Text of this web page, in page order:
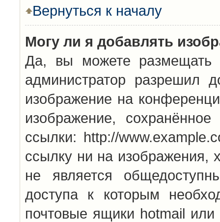
Вернуться к началу
Могу ли я добавлять
Да, вы можете размещать
администратор разрешил
изображение на
изображение,
ссылки: http://
ссылку ни на
не является
доступа к которым
почтовые ящики hotmail